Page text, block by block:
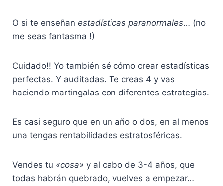
O si te enseñan estadísticas paranormales… (no
me seas fantasma !)
Cuidado!! Yo también sé cómo crear estadísticas
perfectas. Y auditadas. Te creas 4 y vas
haciendo martingalas con diferentes estrategias.
Es casi seguro que en un año o dos, en al menos
una tengas rentabilidades estratosféricas.
Vendes tu «cosa» y al cabo de 3-4 años, que
todas habrán quebrado, vuelves a empezar…